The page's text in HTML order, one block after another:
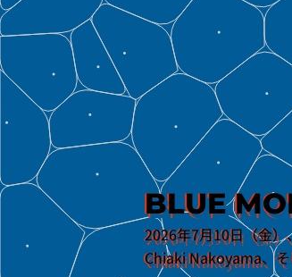
BLUE
2026年7月10日（金
Chiaki Nakoyama、